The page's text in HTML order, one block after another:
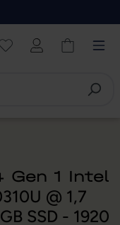
Gen 1 Intel
@ 1,7
SSD - 1920